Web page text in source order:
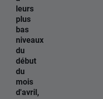
leurs
plus
bas
niveaux
du
début
du
mois
d'avril,